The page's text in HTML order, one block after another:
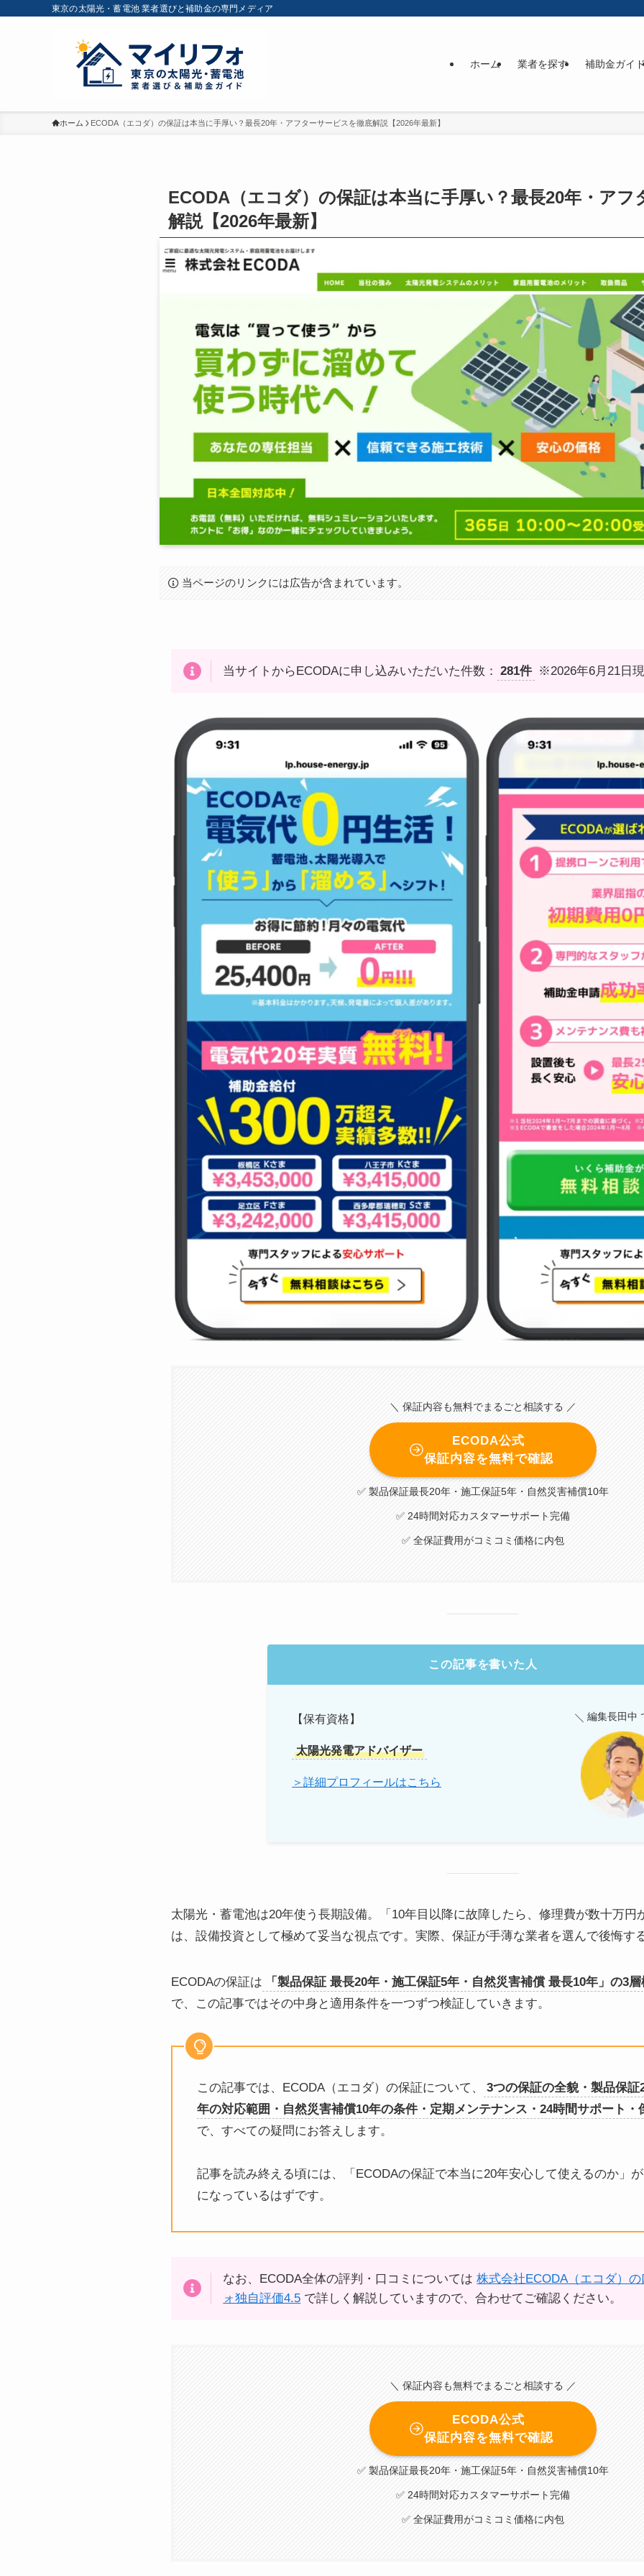
東京の太陽光・蓄電池 業者選びと補助金の専門メディア
ホーム 業者を探す 補助金ガイ
ホーム ECODA（エコダ）の保証は本当に手厚い？最長20年・アフターサービスを徹底解説【2026年最新】
ECODA（エコダ）の保証は本当に手厚い？最長20年・アフ
解説【2026年最新】
当ページのリンクには広告が含まれています。
当サイトからECODAに申し込みいただいた件数： 281件 ※2026年6月21日
＼ 保証内容も無料でまるごと相談する ／
ECODA公式
保証内容を無料で確認
✅ 製品保証最長20年・施工保証5年・自然災害補償10年
✅ 24時間対応カスタマーサポート完備
✅ 全保証費用がコミコミ価格に内包
この記事を書いた人
【保有資格】
太陽光発電アドバイザー
＞詳細プロフィールはこちら
編集長田中
太陽光・蓄電池は20年使う長期設備。「10年目以降に故障したら、修理費が数十万円
は、設備投資として極めて妥当な視点です。実際、保証が手薄な業者を選んで後悔す
ECODAの保証は
「製品保証 最長20年・施工保証5年・自然災害補償 最長10年」の3
で、この記事ではその中身と適用条件を一つずつ検証していきます。
この記事では、ECODA（エコダ）の保証について、
3つの保証の全貌・製品保
年の対応範囲・自然災害補償10年の条件・定期メンテナンス・24時間サポート・
で、すべての疑問にお答えします。
記事を読み終える頃には、「ECODAの保証で本当に20年安心して使えるのか」
になっているはずです。
なお、ECODA全体の評判・口コミについては株式会社ECODA（エコダ）
ォ独自評価4.5 で詳しく解説していますので、合わせてご確認ください。
＼ 保証内容も無料でまるごと相談する ／
ECODA公式
保証内容を無料で確認
✅ 製品保証最長20年・施工保証5年・自然災害補償10年
✅ 24時間対応カスタマーサポート完備
✅ 全保証費用がコミコミ価格に内包